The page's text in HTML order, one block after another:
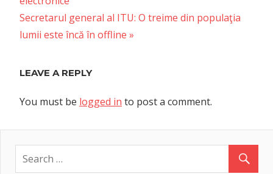
Next
Post:
Secretarul general al ITU: O treime din populaţia
lumii este încă în offline
LEAVE A REPLY
You must be logged in to post a comment.